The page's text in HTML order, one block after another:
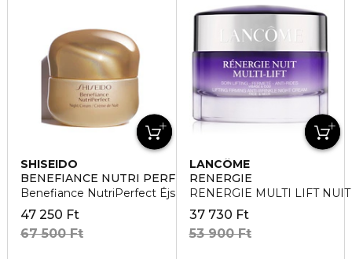
SHISEIDO
BENEFIANCE NUTRI PERFECT
Benefiance NutriPerfect Éjszakai arckrém
47 250 Ft
67 500 Ft
LANCÔME
RENERGIE
RENERGIE MULTI LIFT
37 730 Ft
53 900 Ft